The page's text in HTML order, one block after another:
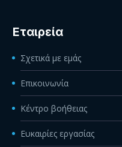
Εταιρεία
Σχετικά με εμάς
Επικοινωνία
Κέντρο βοήθειας
Ευκαιρίες εργασίας